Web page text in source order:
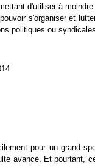
d'utiliser à
s'organiser et
politiques ou
pour un grand
avancé. Et pourtant,